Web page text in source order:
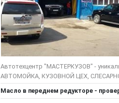
Автотехцентр "МАСТЕРКУЗОВ" -
АВТОМОЙКА, КУЗОВНОЙ ЦЕХ,
Масло в переднем редукторе -